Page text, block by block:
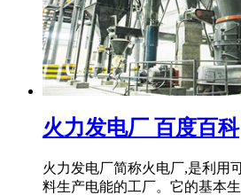
火力发电厂 百度百科
火力发电厂简称火电厂,是利用
料生产电能的工厂。它的基本